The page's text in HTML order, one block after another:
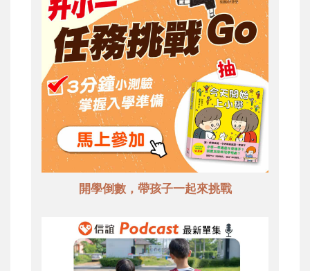
開學倒數，帶孩子一起來挑戰